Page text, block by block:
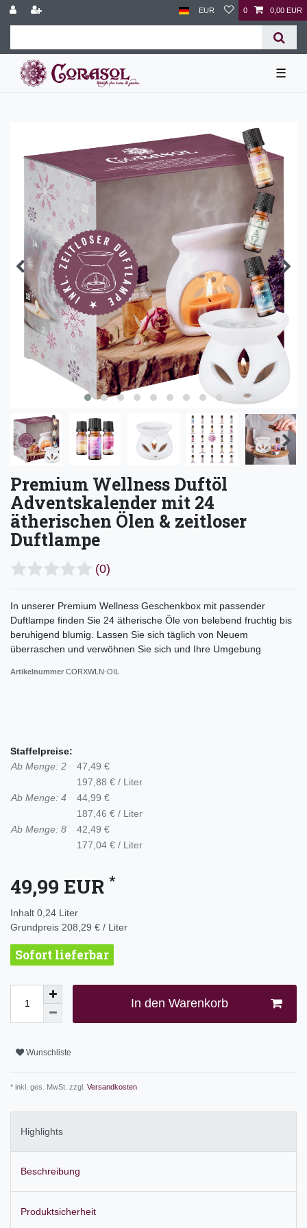
EUR 0 0,00 EUR
☰
Premium Wellness Duftöl
Adventskalender mit 24
ätherischen Ölen & zeitloser
Duftlampe
(0)
In unserer Premium Wellness Geschenkbox mit passender
Duftlampe finden Sie 24 ätherische Öle von belebend fruchtig bis
beruhigend blumig. Lassen Sie sich täglich von Neuem
überraschen und verwöhnen Sie sich und Ihre Umgebung
Artikelnummer CORXWLN-OIL
Staffelpreise:
Ab Menge: 2
47,49 €
197,88 € / Liter
Ab Menge: 4
44,99 €
187,46 € / Liter
Ab Menge: 8
42,49 €
177,04 € / Liter
49,99 EUR *
Inhalt 0,24 Liter
Grundpreis 208,29 € / Liter
Sofort lieferbar
In den Warenkorb
Wunschliste
* inkl. ges. MwSt. zzgl. Versandkosten
Highlights
Beschreibung
Produktsicherheit